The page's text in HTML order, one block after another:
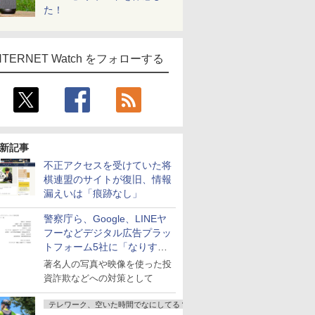
た！
Watch をフォローする
記事
不正アクセスを受けていた将
棋連盟のサイトが復旧、情報
漏えいは「痕跡なし」
警察庁ら、Google、LINEヤ
フーなどデジタル広告プラッ
トフォーム5社に「なりすま
し詐欺広告」対策強化を要請
著名人の写真や映像を使った投
資詐欺などへの対策として
テレワーク、空いた時間でなにしてる？